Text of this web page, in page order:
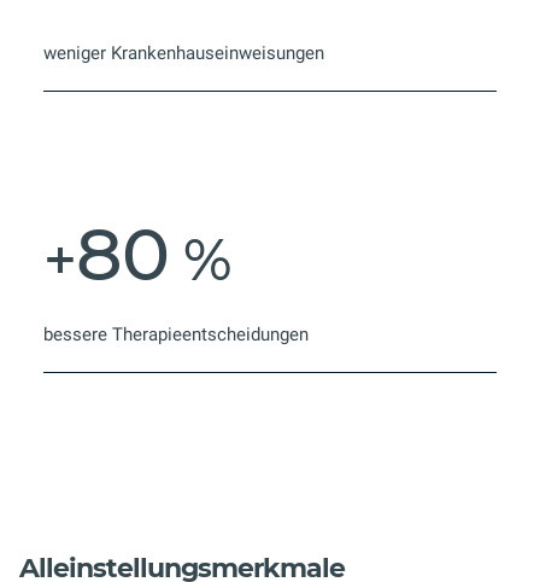
weniger Krankenhauseinweisungen
+80 %
bessere Therapieentscheidungen
Alleinstellungsmerkmale